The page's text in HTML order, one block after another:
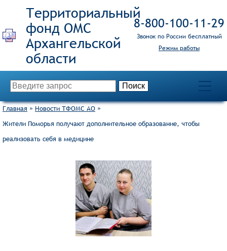
Территориальный
фонд ОМС
8‑800‑100‑11‑29
Звонок по России бесплатный
Режим работы
Главная » Новости ТФОМС АО »
Жители Поморья получают дополнительное образование, чтобы
реализовать себя в медицине